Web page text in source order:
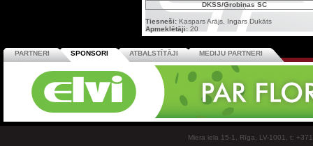
DKSS/Grobiņas SC
Tiesneši: Kaspars Arājs, Ingars Dukāts
Apmeklētāji: 20
PARTNERI SPONSORI ATBALSTĪTĀJI MEDIJU PARTNERI
Miera iela 15-1, Rīga, LV-1001, t: